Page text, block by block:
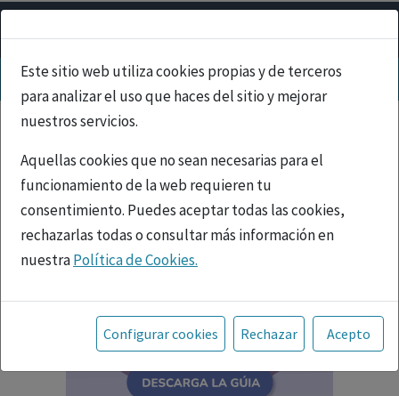
Este sitio web utiliza cookies propias y de terceros
para analizar el uso que haces del sitio y mejorar
nuestros servicios.
Aquellas cookies que no sean necesarias para el
funcionamiento de la web requieren tu
consentimiento. Puedes aceptar todas las cookies,
rechazarlas todas o consultar más información en
nuestraPolítica de Cookies.
Toda la información incluida en la Página Web está
referida a productos del mercado español y, por
tanto, dirigida a profesionales sanitarios legalmente
facultados para prescribir o dispensar medicamentos
Configurar cookies Rechazar Acepto